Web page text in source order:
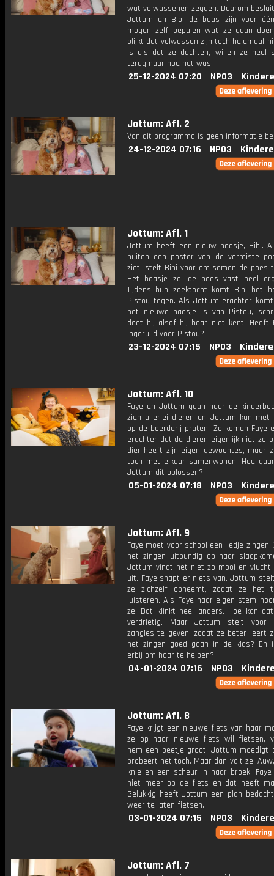
wat volwassenen zeggen. Daarom
Jottum en Bibi de baas zijn voor
mogen zelf bepalen wat ze gaan
blijkt dat volwassen zijn toch helemaal
is als dat ze dachten, willen ze heel
terug naar hoe het was.
25-12-2024 07:20 NPO3
Jottum: Afl. 2
Van dit programma is geen informatie
24-12-2024 07:16 NPO3
Jottum: Afl. 1
Jottum heeft een nieuw baasje, Bibi.
buiten een poster van de vermiste
ziet, stelt Bibi voor om samen de poes
Het baasje zal de poes vast heel
Tijdens hun zoektocht komt Bibi het
Pistou tegen. Als Jottum erachter
het nieuwe baasje is van Pistou,
doet hij alsof hij haar niet kent. Heeft
ingeruild voor Pistou?
23-12-2024 07:15 NPO3
Jottum: Afl. 10
Faye en Jottum gaan naar de
zien allerlei dieren en Jottum kan met
op de boerderij praten! Zo komen Faye
erachter dat de dieren eigenlijk niet zo
dier heeft zijn eigen gewoontes, maar
toch met elkaar samenwonen. Hoe
Jottum dit oplossen?
05-01-2024 07:18 NPO3
Jottum: Afl. 9
Faye moet voor school een liedje
het zingen uitbundig op haar
Jottum vindt het niet zo mooi en vlucht
uit. Faye snapt er niets van. Jottum
ze zichzelf opneemt, zodat ze het
luisteren. Als Faye haar eigen stem
ze. Dat klinkt heel anders. Hoe kan
verdrietig. Maar Jottum stelt voor
zangles te geven, zodat ze beter leert
het zingen goed gaan in de klas? En
erbij om haar te helpen?
04-01-2024 07:16 NPO3
Jottum: Afl. 8
Faye krijgt een nieuwe fiets van haar
ze op haar nieuwe fiets wil fietsen,
hem een beetje groot. Jottum moedigt
probeert het toch. Maar dan valt ze!
knie en een scheur in haar broek.
niet meer op de fiets en dat heeft
Gelukkig heeft Jottum een plan
weer te laten fietsen.
03-01-2024 07:15 NPO3
Jottum: Afl. 7